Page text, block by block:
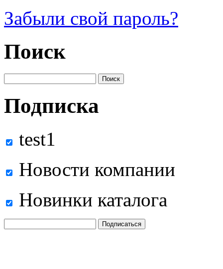
Забыли свой пароль?
Поиск
Подписка
test1
Новости компании
Новинки каталога